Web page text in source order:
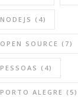
NODEJS (4)
OPEN SOURCE (7)
PESSOAS (4)
PORTO ALEGRE (5)